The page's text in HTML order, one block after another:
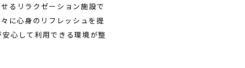
るリラクゼーション施設で
に心身のリフレッシュを提
心して利用できる環境が整